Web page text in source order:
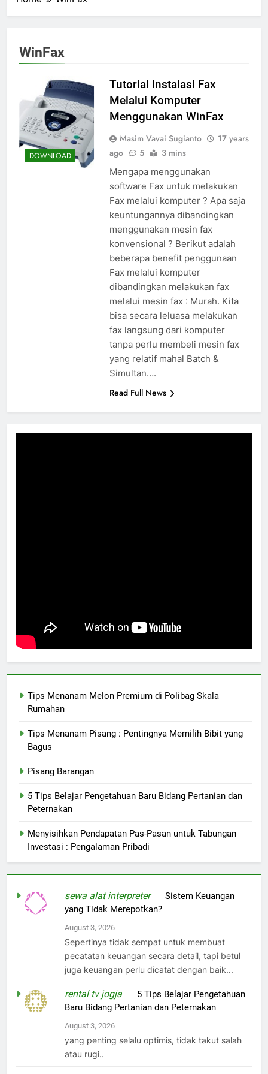
WinFax
DOWNLOAD
Tutorial Instalasi Fax
Melalui Komputer
Menggunakan WinFax
Masim Vavai Sugianto
17 years
ago
5 3 mins
Mengapa menggunakan
software Fax untuk melakukan
Fax melalui komputer ? Apa saja
keuntungannya dibandingkan
menggunakan mesin fax
konvensional ? Berikut adalah
beberapa benefit penggunaan
Fax melalui komputer
dibandingkan melakukan fax
melalui mesin fax : Murah. Kita
bisa secara leluasa melakukan
fax langsung dari komputer
tanpa perlu membeli mesin fax
yang relatif mahal Batch &
Simultan….
Read Full News
Tips Menanam Melon Premium di Polibag Skala
Rumahan
Tips Menanam Pisang : Pentingnya Memilih Bibit yang
Bagus
Pisang Barangan
5 Tips Belajar Pengetahuan Baru Bidang Pertanian dan
Peternakan
Menyisihkan Pendapatan Pas-Pasan untuk Tabungan
Investasi : Pengalaman Pribadi
sewa alat interpreteronSistem Keuangan
yang Tidak Merepotkan?
August 3, 2026
Sepertinya tidak sempat untuk membuat
pecatatan keuangan secara detail, tapi betul
juga keuangan perlu dicatat dengan baik...
rental tv jogja
5 Tips Belajar Pengetahuan
Baru Bidang Pertanian dan Peternakan
August 3, 2026
yang penting selalu optimis, tidak takut salah
atau rugi..